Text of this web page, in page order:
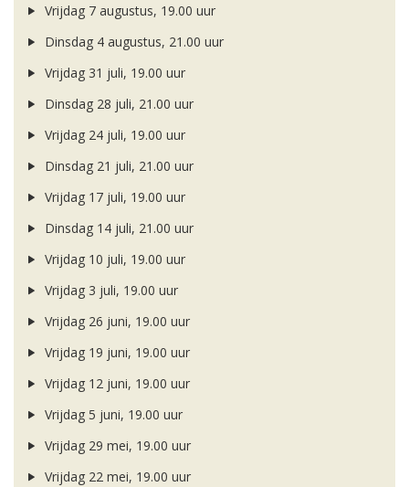
Vrijdag 7 augustus, 19.00 uur
Dinsdag 4 augustus, 21.00 uur
Vrijdag 31 juli, 19.00 uur
Dinsdag 28 juli, 21.00 uur
Vrijdag 24 juli, 19.00 uur
Dinsdag 21 juli, 21.00 uur
Vrijdag 17 juli, 19.00 uur
Dinsdag 14 juli, 21.00 uur
Vrijdag 10 juli, 19.00 uur
Vrijdag 3 juli, 19.00 uur
Vrijdag 26 juni, 19.00 uur
Vrijdag 19 juni, 19.00 uur
Vrijdag 12 juni, 19.00 uur
Vrijdag 5 juni, 19.00 uur
Vrijdag 29 mei, 19.00 uur
Vrijdag 22 mei, 19.00 uur